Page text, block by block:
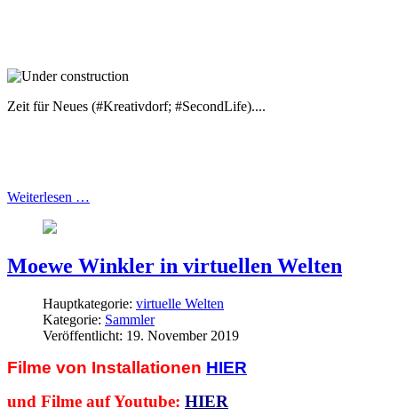
Zeit für Neues (#Kreativdorf; #SecondLife)....
Weiterlesen …
Moewe Winkler in virtuellen Welten
Hauptkategorie: virtuelle Welten
Kategorie: Sammler
Veröffentlicht: 19. November 2019
Filme von Installationen HIER
und Filme auf Youtube: HIER